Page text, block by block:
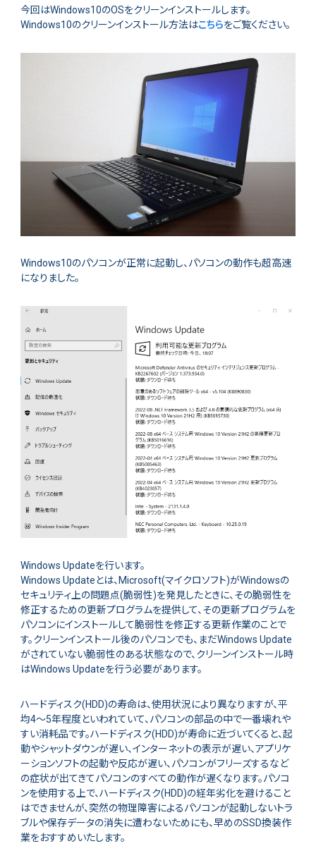
今回はWindows10のOSをクリーンインストールします。
Windows10のクリーンインストール方法はこちらをご覧ください。
Windows10のパソコンが正常に起動し、パソコンの動作も超高速
になりました。
Windows Updateを行います。
Windows Updateとは、Microsoft(マイクロソフト)がWindowsの
セキュリティ上の問題点(脆弱性)を発見したときに、その脆弱性を
修正するための更新プログラムを提供して、その更新プログラムを
パソコンにインストールして脆弱性を修正する更新作業のことで
す。クリーンインストール後のパソコンでも、まだWindows Update
がされていない脆弱性のある状態なので、クリーンインストール時
はWindows Updateを行う必要があります。
ハードディスク(HDD)の寿命は、使用状況により異なりますが、平
均4～5年程度といわれていて、パソコンの部品の中で一番壊れや
すい消耗品です。ハードディスク(HDD)が寿命に近づいてくると、起
動やシャットダウンが遅い、インターネットの表示が遅い、アプリケ
ーションソフトの起動や反応が遅い、パソコンがフリーズするなど
の症状が出てきてパソコンのすべての動作が遅くなります。パソコ
ンを使用する上で、ハードディスク(HDD)の経年劣化を避けること
はできませんが、突然の物理障害によるパソコンが起動しないトラ
ブルや保存データの消失に遭わないためにも、早めのSSD換装作
業をおすすめいたします。